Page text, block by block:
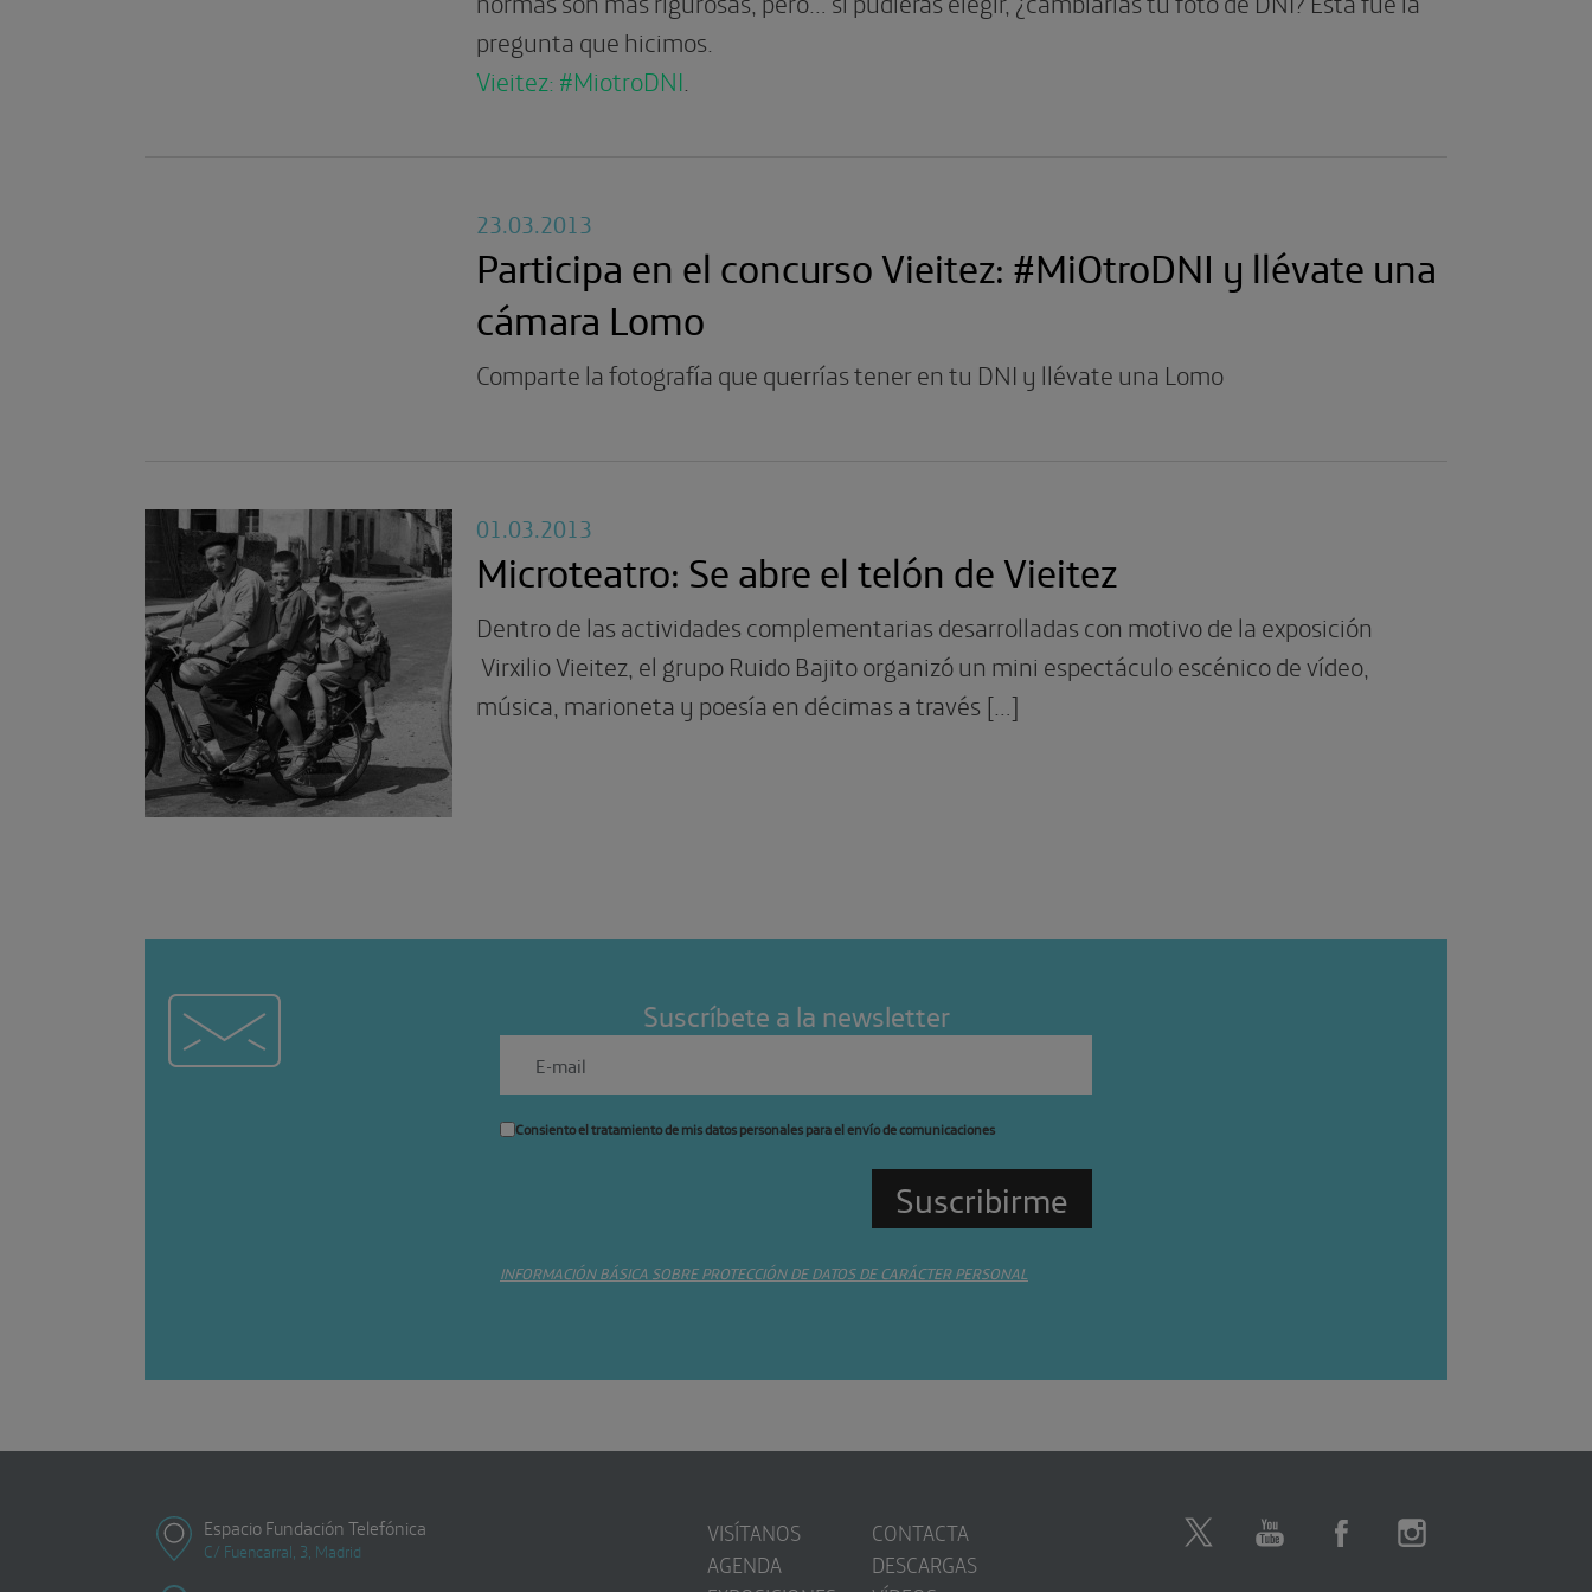
pregunta que hicimos.
Vieitez: #MiotroDNI
23.03.2013
Participa en el concurso Vieitez: #MiOtroDNI y llévate una
cámara Lomo
Comparte la fotografía que querrías tener en tu DNI y llévate una Lomo
01.03.2013
Microteatro: Se abre el telón de Vieitez
Dentro de las actividades complementarias desarrolladas con motivo de la exposición
Virxilio Vieitez, el grupo Ruido Bajito organizó un mini espectáculo escénico de vídeo,
música, marioneta y poesía en décimas a través […]
Suscríbete a la newsletter
Consiento el tratamiento de mis datos personales para el envío de comunicaciones
INFORMACIÓN BÁSICA SOBRE PROTECCIÓN DE DATOS DE CARÁCTER PERSONAL
Espacio Fundación Telefónica
C/ Fuencarral, 3, Madrid
VISÍTANOS
AGENDA
CONTACTA
DESCARGAS